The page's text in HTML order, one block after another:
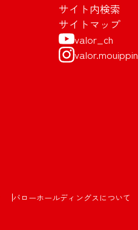
サイト内検索
サイトマップ
valor_ch
valor.mouippin
バローホールディングスについて